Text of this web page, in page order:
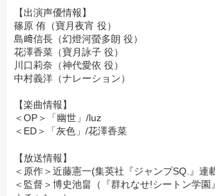
【出演声優情報】
篠原 侑（寶月夜宵 役）
島﨑信長（幻燈河螢多朗 役）
花澤香菜（寶月詠子 役）
川口莉奈（神代愛依 役）
中村義洋（ナレーション）
【楽曲情報】
＜OP＞「幽世」/luz
＜ED＞「灰色」/花澤香菜
【放送情報】
＜原作＞近藤憲一(集英社『ジャンプSQ.』連
＜監督＞博史池畠（『群れなせ!シートン学園